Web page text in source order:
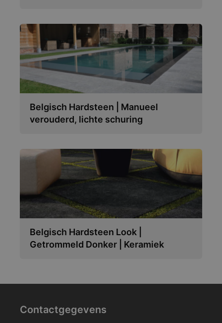
Belgisch Hardsteen | Manueel
verouderd, lichte schuring
Belgisch Hardsteen Look |
Getrommeld Donker | Keramiek
Contactgegevens